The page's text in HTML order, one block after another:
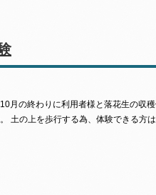
月の終わりに利用者様と落花生の収
土の上を歩行する為、体験できる方